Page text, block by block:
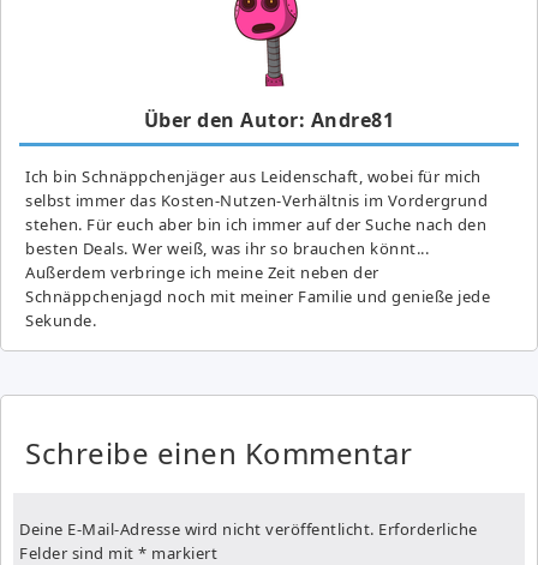
Über den Autor: Andre81
Ich bin Schnäppchenjäger aus Leidenschaft, wobei für mich
selbst immer das Kosten-Nutzen-Verhältnis im Vordergrund
stehen. Für euch aber bin ich immer auf der Suche nach den
besten Deals. Wer weiß, was ihr so brauchen könnt...
Außerdem verbringe ich meine Zeit neben der
Schnäppchenjagd noch mit meiner Familie und genieße jede
Sekunde.
Schreibe einen Kommentar
Deine E-Mail-Adresse wird nicht veröffentlicht. Erforderliche
Felder sind mit * markiert